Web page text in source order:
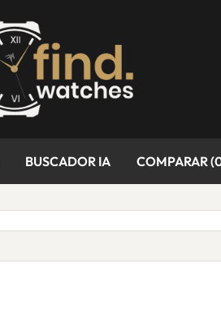
BUSCADOR IA COMPARAR (